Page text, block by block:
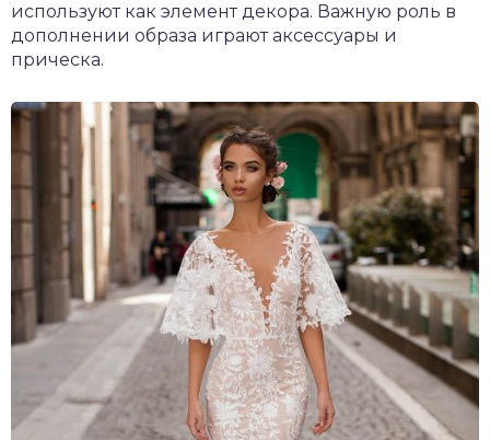
используют как элемент декора. Важную роль в
дополнении образа играют аксессуары и
прическа.